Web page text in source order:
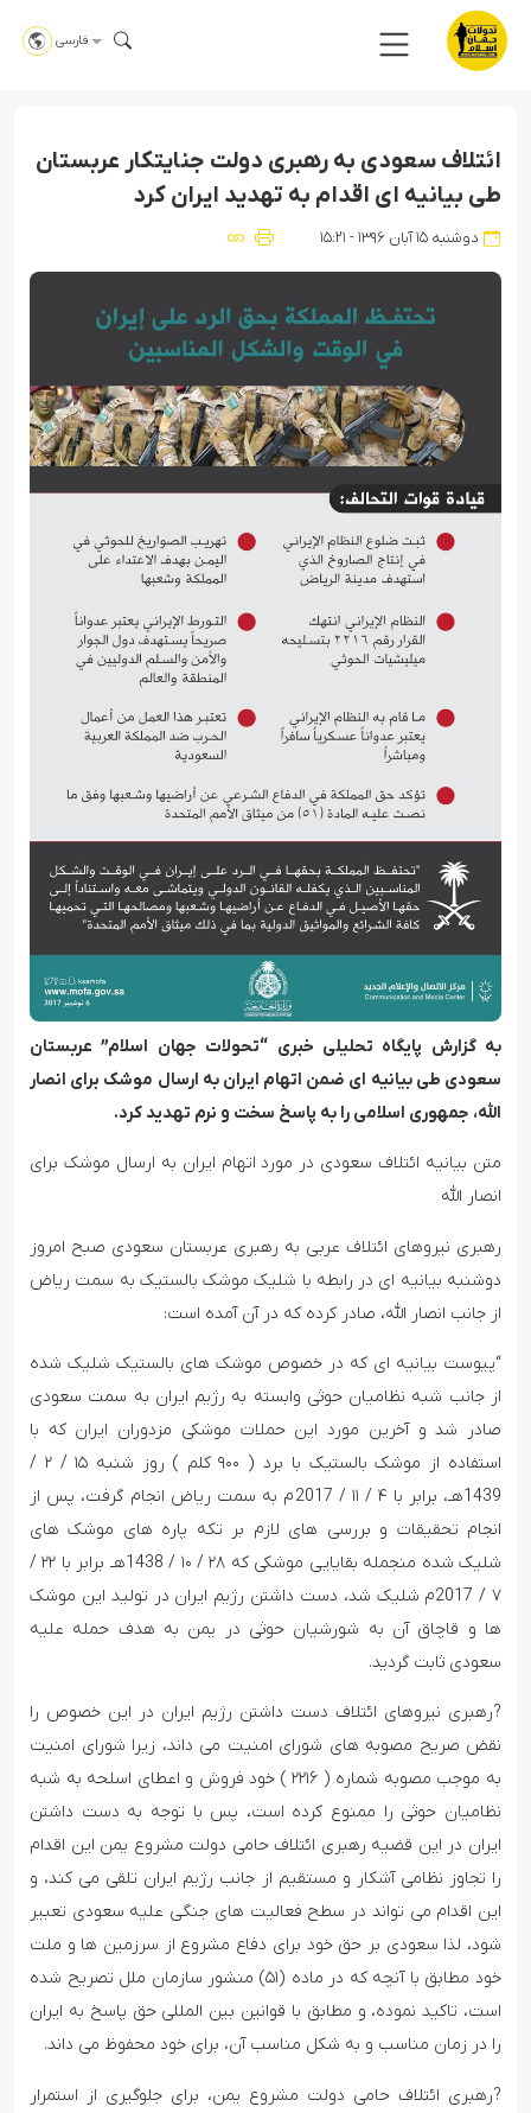
فارسی
ائتلاف سعودی به رهبری دولت جنایتکار عربستان
طی بیانیه ای اقدام به تهدید ایران کرد
دوشنبه ۱۵ آبان ۱۳۹۶ - ۱۵:۲۱
به گزارش پایگاه تحلیلی خبری “تحولات جهان اسلام” عربستان
سعودی طی بیانیه ای ضمن اتهام ایران به ارسال موشک برای انصار
الله، جمهوری اسلامی را به پاسخ سخت و نرم تهدید کرد.
متن بیانیه ائتلاف سعودی در مورد اتهام ایران به ارسال موشک برای
انصار الله
رهبری نیروهای ائتلاف عربی به رهبری عربستان سعودی صبح امروز
دوشنبه بیانیه ای در رابطه با شلیک موشک بالستیک به سمت ریاض
از جانب انصار الله، صادر کرده که در آن آمده است:
“پیوست بیانیه ای که در خصوص موشک های بالستیک شلیک شده
از جانب شبه نظامیان حوثی وابسته به رژیم ایران به سمت سعودی
صادر شد و آخرین مورد این حملات موشکی مزدوران ایران که با
استفاده از موشک بالستیک با برد ( ۹۰۰ کلم ) روز شنبه ۱۵ / ۲ /
1439هـ، برابر با ۴ / ۱۱ / 2017م به سمت ریاض انجام گرفت، پس از
انجام تحقیقات و بررسی های لازم بر تکه پاره های موشک های
شلیک شده منجمله بقایایی موشکی که ۲۸ / ۱۰ / 1438هـ برابر با ۲۲ /
۷ / 2017م شلیک شد، دست داشتن رژیم ایران در تولید این موشک
ها و قاچاق آن به شورشیان حوثی در یمن به هدف حمله علیه
سعودی ثابت گردید.
?رهبری نیروهای ائتلاف دست داشتن رژیم ایران در این خصوص را
نقض صریح مصوبه های شورای امنیت می داند، زیرا شورای امنیت
به موجب مصوبه شماره ( ۲۲۱۶ ) خود فروش و اعطای اسلحه به شبه
نظامیان حوثی را ممنوع کرده است، پس با توجه به دست داشتن
ایران در این قضیه رهبری ائتلاف حامی دولت مشروع یمن این اقدام
را تجاوز نظامی آشکار و مستقیم از جانب رژیم ایران تلقی می کند، و
این اقدام می تواند در سطح فعالیت های جنگى علیه سعودی تعبیر
شود، لذا سعودی بر حق خود برای دفاع مشروع از سرزمین ها و ملت
خود مطابق با آنچه که در ماده (۵۱) منشور سازمان ملل تصریح شده
است، تاکید نموده، و مطابق با قوانین بین المللی حق پاسخ به ایران
را در زمان مناسب و به شکل مناسب آن، برای خود محفوظ می داند.
?رهبری ائتلاف حامی دولت مشروع یمن، برای جلوگیری از استمرار